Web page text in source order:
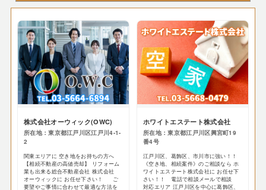
株式会社オーウィック(OWC)
所在地：東京都江戸川区江戸川4-1-
2
関東エリアに 空き地をお持ちの方へ
【相続不動産の高値売却】 リフォーム
業も出来る総合不動産会社 株式会社
オーウィックに お任せ下さい！ ご
要望やご事情に合わせて最適な方法を
ホワイトエステート株式会社
所在地：東京都江戸川区興宮町19
番4号
江戸川区、葛飾区、市川市に強い！！
《空き地、相続案件》のご相談なら ホ
ワイトエステート株式会社に お任せ下
さい！！ 電話で相談メールで相談
対応エリア 江戸川区を中心に葛飾区、